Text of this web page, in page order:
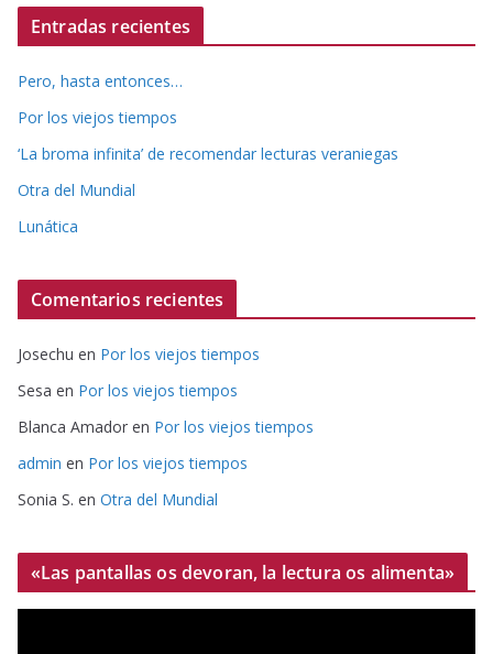
Entradas recientes
Pero, hasta entonces…
Por los viejos tiempos
‘La broma infinita’ de recomendar lecturas veraniegas
Otra del Mundial
Lunática
Comentarios recientes
Josechu en Por los viejos tiempos
Sesa en Por los viejos tiempos
Blanca Amador en Por los viejos tiempos
admin en Por los viejos tiempos
Sonia S. en Otra del Mundial
«Las pantallas os devoran, la lectura os alimenta»